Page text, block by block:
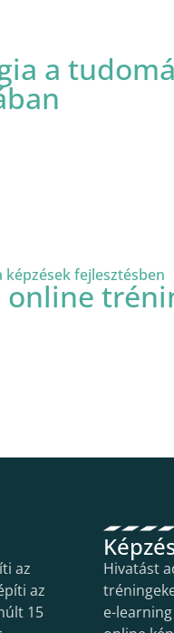
a
képzések fejlesztésben
online
az
az
15
Hivatást
e-